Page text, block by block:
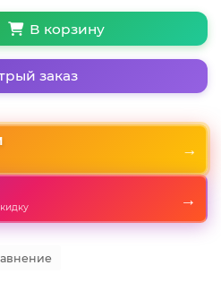
В корзину
заказ
→
→